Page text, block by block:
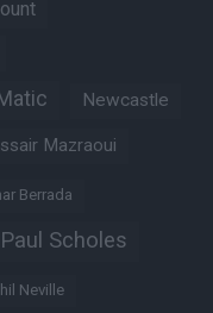
Newcastle
Mazraoui
Berrada
Paul Scholes
Neville